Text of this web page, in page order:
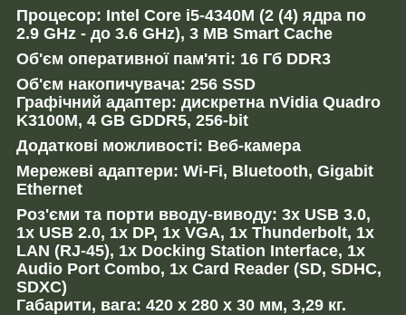
Процесор: Intel Core i5-4340M (2 (4) ядра по
2.9 GHz - до 3.6 GHz), 3 MB Smart Cache
Об'єм оперативної пам'яті: 16 Гб DDR3
Об'єм накопичувача: 256 SSD
Графічний адаптер: дискретна nVidia Quadro
K3100M, 4 GB GDDR5, 256-bit
Додаткові можливості: Веб-камера
Мережеві адаптери: Wi-Fi, Bluetooth, Gigabit
Ethernet
Роз'єми та порти вводу-виводу: 3x USB 3.0,
1x USB 2.0, 1x DP, 1x VGA, 1x Thunderbolt, 1x
LAN (RJ-45), 1x Docking Station Interface, 1x
Audio Port Combo, 1x Card Reader (SD, SDHC,
SDXC)
Габарити, вага: 420 x 280 x 30 мм, 3,29 кг.